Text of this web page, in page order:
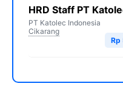
HRD Staff PT
PT Katolec Indonesia
Cikarang
Rp